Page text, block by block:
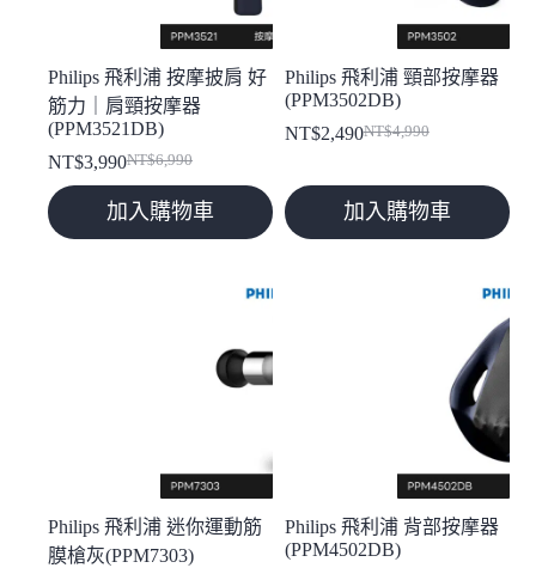
Philips 飛利浦 按摩披肩 好
筋力｜肩頸按摩器
(PPM3521DB)
NT$6,990
原
始
價
NT$3,990
目
前
價
加入購物車
Philips 飛利浦 頸部按摩器
(PPM3502DB)
NT$4,990
原
價
格：
NT$2,490
目
價
格：
加入購物車
Philips 飛利浦 迷你運動筋
膜槍灰(PPM7303)
Philips 飛利浦 背部按摩器
(PPM4502DB)